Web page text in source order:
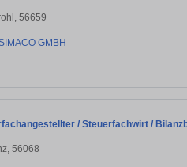
56659
GMBH
/ Steuerfachwirt /
56068